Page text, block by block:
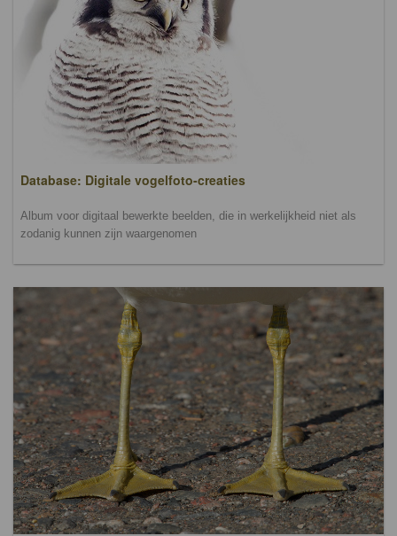
Database: Digitale vogelfoto-creaties
Album voor digitaal bewerkte beelden, die in werkelijkheid niet als
zodanig kunnen zijn waargenomen